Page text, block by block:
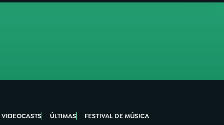
VIDEOCASTS ÚLTIMAS FESTIVAL DE MÚSICA